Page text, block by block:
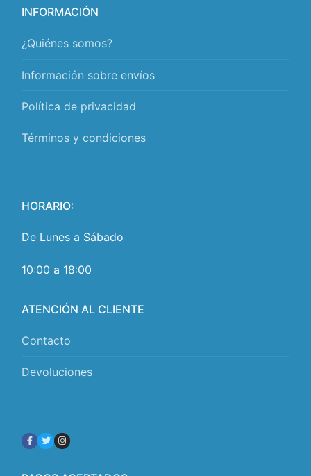
INFORMACIÓN
¿Quiénes somos?
Información sobre envíos
Política de privacidad
Términos y condiciones
HORARIO:
De Lunes a Sábado
10:00 a 18:00
ATENCIÓN AL CLIENTE
Contacto
Devoluciones